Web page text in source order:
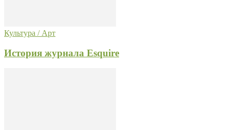
Культура / Арт
История журнала Esquire